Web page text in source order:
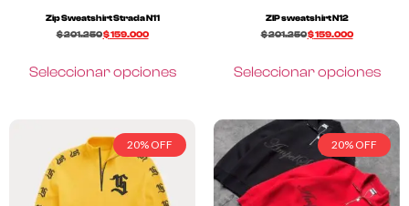
Zip Sweatshirt Strada N11
$201.250$159.000
Seleccionar opciones
ZIP sweatshirt N12
$201.250$159.000
Seleccionar opciones
20% OFF 20% OFF